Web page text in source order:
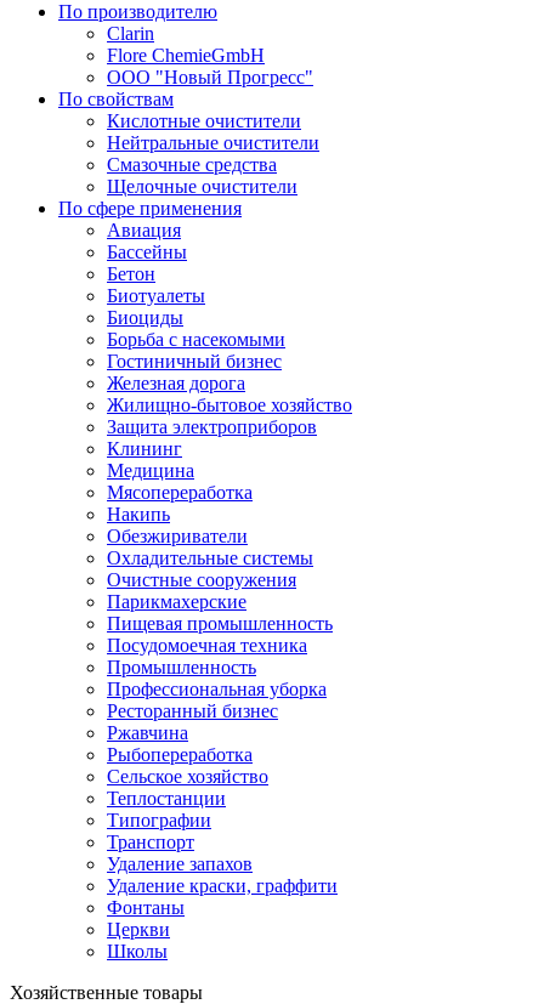
По производителю
Clarin
Flore ChemieGmbH
ООО "Новый Прогресс"
По свойствам
Кислотные очистители
Нейтральные очистители
Смазочные средства
Щелочные очистители
По сфере применения
Авиация
Бассейны
Бетон
Биотуалеты
Биоциды
Борьба с насекомыми
Гостиничный бизнес
Железная дорога
Жилищно-бытовое хозяйство
Защита электроприборов
Клининг
Медицина
Мясопереработка
Накипь
Обезжириватели
Охладительные системы
Очистные сооружения
Парикмахерские
Пищевая промышленность
Посудомоечная техника
Промышленность
Профессиональная уборка
Ресторанный бизнес
Ржавчина
Рыбопереработка
Сельское хозяйство
Теплостанции
Типографии
Транспорт
Удаление запахов
Удаление краски, граффити
Фонтаны
Церкви
Школы
Хозяйственные товары